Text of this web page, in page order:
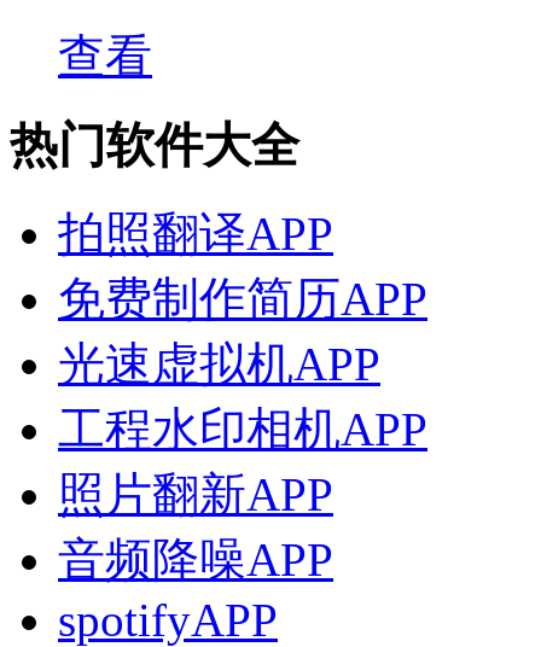
查看
热门软件大全
拍照翻译APP
免费制作简历APP
光速虚拟机APP
工程水印相机APP
照片翻新APP
音频降噪APP
spotifyAPP